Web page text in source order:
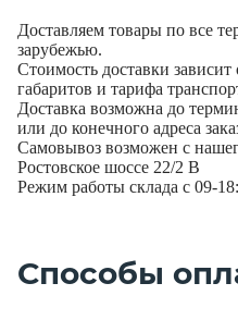
Доставляем товары по все
зарубежью.
Стоимость доставки зависит
габаритов и тарифа
Доставка возможна до
или до конечного адреса
Самовывоз возможен с
Ростовское шоссе 22/2 В
Режим работы склада с 09-
Способы